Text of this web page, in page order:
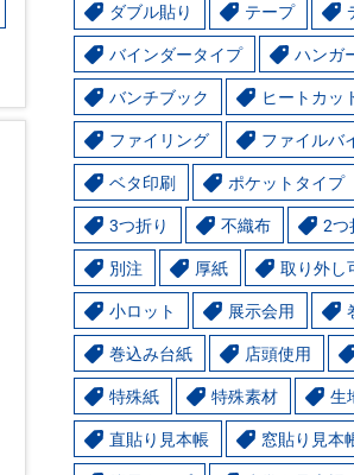
ダブル貼り テープ
バインダータイプ ハンガ
バンチブック ヒートカッ
ファイリング ファイルバ
ベタ印刷 ポケットタイプ
3つ折り 不織布 2つ
別注 厚紙 取り外し
小ロット 展示会用
巻込み台紙 店頭使用
特殊紙 特殊素材 生
直貼り見本帳 窓貼り見本